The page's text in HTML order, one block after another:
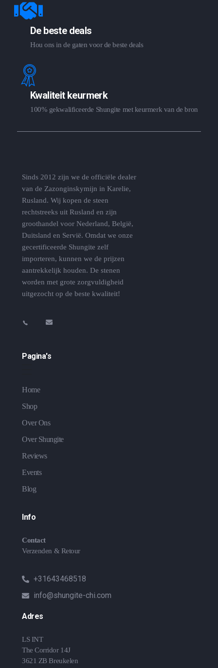
De beste deals
Hou ons in de gaten voor de beste deals
Kwaliteit keurmerk
100% gekwalificeerde Shungite met keurmerk van de bron
Sinds 2012 zijn we de officiële dealer
van de Zazonginskymijn in Karelie,
Rusland. Wij kopen de steen
rechtstreeks uit Rusland en zijn
groothandel voor Nederland, België,
Duitsland en Servië. Omdat we onze
gecertificeerde Shungite zelf
importeren, kunnen we de prijzen
aantrekkelijk houden. De stenen
worden met grote zorgvuldigheid
uitgezocht op de beste kwaliteit!
Pagina's
Home
Shop
Over Ons
Over Shungite
Reviews
Events
Blog
Info
Contact
Verzenden & Retour
+31643468518
info@shungite-chi.com
Adres
LS INT
The Corridor 14J
3621 ZB Breukelen